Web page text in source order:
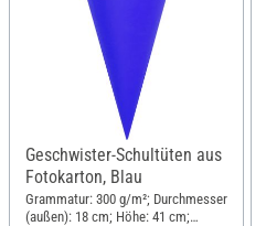
Geschwister-Schultüten aus
Fotokarton, Blau
Grammatur: 300 g/m²; Durchmesser
(außen): 18 cm; Höhe: 41 cm;